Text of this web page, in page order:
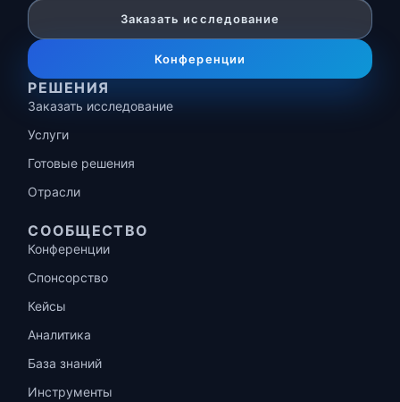
Заказать исследование
Конференции
РЕШЕНИЯ
Заказать исследование
Услуги
Готовые решения
Отрасли
СООБЩЕСТВО
Конференции
Спонсорство
Кейсы
Аналитика
База знаний
Инструменты